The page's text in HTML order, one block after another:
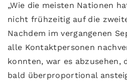
„Wie die meisten Nationen
nicht frühzeitig auf die
Nachdem im vergangenen
alle Kontaktpersonen
konnten, war es abzusehen,
bald überproportional